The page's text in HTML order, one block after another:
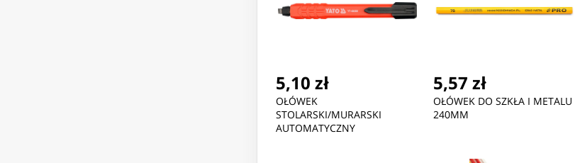
5,10 zł
OŁÓWEK
STOLARSKI/MURARSKI
AUTOMATYCZNY
5,57 zł
OŁÓWEK DO SZKŁA I METALU
240MM